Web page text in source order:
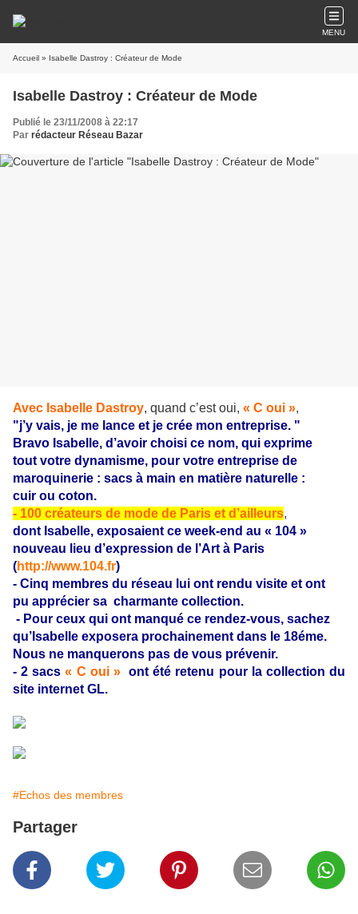
MENU
Accueil » Isabelle Dastroy : Créateur de Mode
Isabelle Dastroy : Créateur de Mode
Publié le 23/11/2008 à 22:17
Par rédacteur Réseau Bazar
Avec Isabelle Dastroy, quand c’est oui, « C oui »,
"j’y vais, je me lance et je crée mon entreprise. "
Bravo Isabelle, d’avoir choisi ce nom, qui exprime
tout votre dynamisme, pour votre entreprise de
maroquinerie : sacs à main en matière naturelle :
cuir ou coton.
- 100 créateurs de mode de Paris et d’ailleurs,
dont Isabelle, exposaient ce week-end au « 104 »
nouveau lieu d’expression de l’Art à Paris
(http://www.104.fr)
- Cinq membres du réseau lui ont rendu visite et ont
pu apprécier sa charmante collection.
- Pour ceux qui ont manqué ce rendez-vous, sachez
qu’Isabelle exposera prochainement dans le 18éme.
Nous ne manquerons pas de vous prévenir.
- 2 sacs« C oui »ont été retenu pour la collection du
site internet GL.
#Echos des membres
Partager